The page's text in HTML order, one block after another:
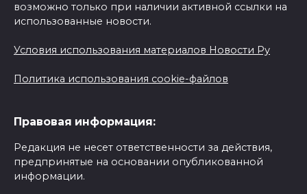
возможно только при наличии активной ссылки на
использованные новости.
Условия использования материалов Новости Ру
Политика использования cookie-файлов
Правовая информация:
Редакция не несет ответственности за действия,
предпринятые на основании опубликованной
информации.